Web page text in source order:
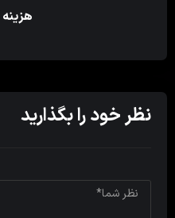
هزینه
نظر خود را بگذارید